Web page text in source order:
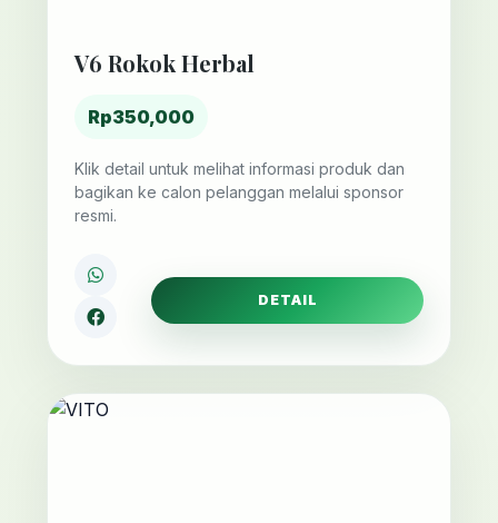
V6 Rokok Herbal
Rp350,000
Klik detail untuk melihat informasi produk dan
bagikan ke calon pelanggan melalui sponsor
resmi.
DETAIL